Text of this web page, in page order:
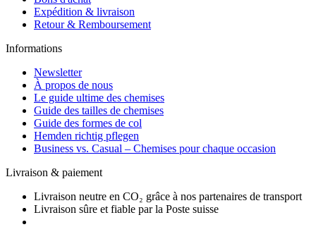
Expédition & livraison
Retour & Remboursement
Informations
Newsletter
À propos de nous
Le guide ultime des chemises
Guide des tailles de chemises
Guide des formes de col
Hemden richtig pflegen
Business vs. Casual – Chemises pour chaque occasion
Livraison & paiement
Livraison neutre en CO₂ grâce à nos partenaires de transport
Livraison sûre et fiable par la Poste suisse